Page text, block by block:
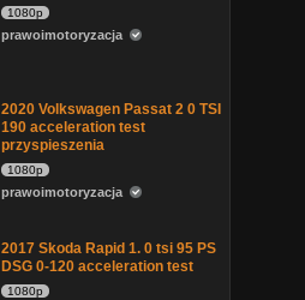
1080p
prawoimotoryzacja
2020 Volkswagen Passat 2 0 TSI
190 acceleration test
przyspieszenia
1080p
prawoimotoryzacja
2017 Skoda Rapid 1. 0 tsi 95 PS
DSG 0-120 acceleration test
1080p